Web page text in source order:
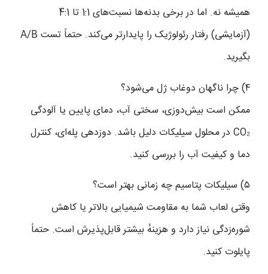
همیشه نه. اما در برخی بدنه‌ها نسبت‌های 1:1 تا 4:1
(آزمایشی) رفتار رئولوژیک را پایدارتر می‌کند. حتماً تست A/B
بگیرید.
۴) چرا ناگهان دوغاب ژل می‌شود؟
ممکن است بیش‌دوزی، سختی آب، دمای پایین یا آلودگی
CO₂ در محلول سیلیکات دلیل باشد. دوزدهی پله‌ای، کنترل
دما و کیفیت آب را بررسی کنید.
۵) سیلیکات پتاسیم چه زمانی بهتر است؟
وقتی لعاب شما به مقاومت شیمیایی بالاتر یا کاهش
شوره‌زدگی نیاز دارد و هزینهٔ بیشتر قابل‌پذیرش است. حتماً
پایلوت کنید.